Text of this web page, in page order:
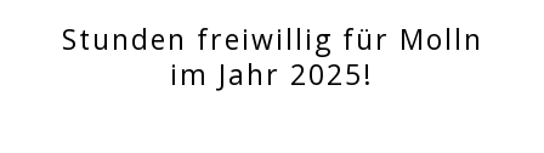
Stunden freiwillig für Molln
im Jahr 2025!